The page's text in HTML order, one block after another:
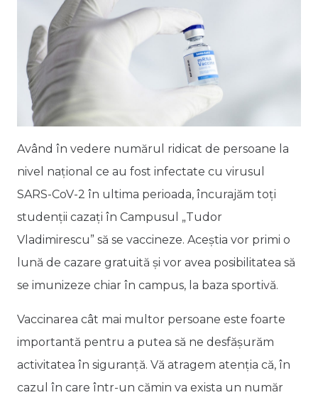
Având în vedere numărul ridicat de persoane la
nivel național ce au fost infectate cu virusul
SARS-CoV-2 în ultima perioada, încurajăm toți
studenții cazați în Campusul „Tudor
Vladimirescu” să se vaccineze. Aceștia vor primi o
lună de cazare gratuită și vor avea posibilitatea să
se imunizeze chiar în campus, la baza sportivă.
Vaccinarea cât mai multor persoane este foarte
importantă pentru a putea să ne desfășurăm
activitatea în siguranță. Vă atragem atenția că, în
cazul în care într-un cămin va exista un număr